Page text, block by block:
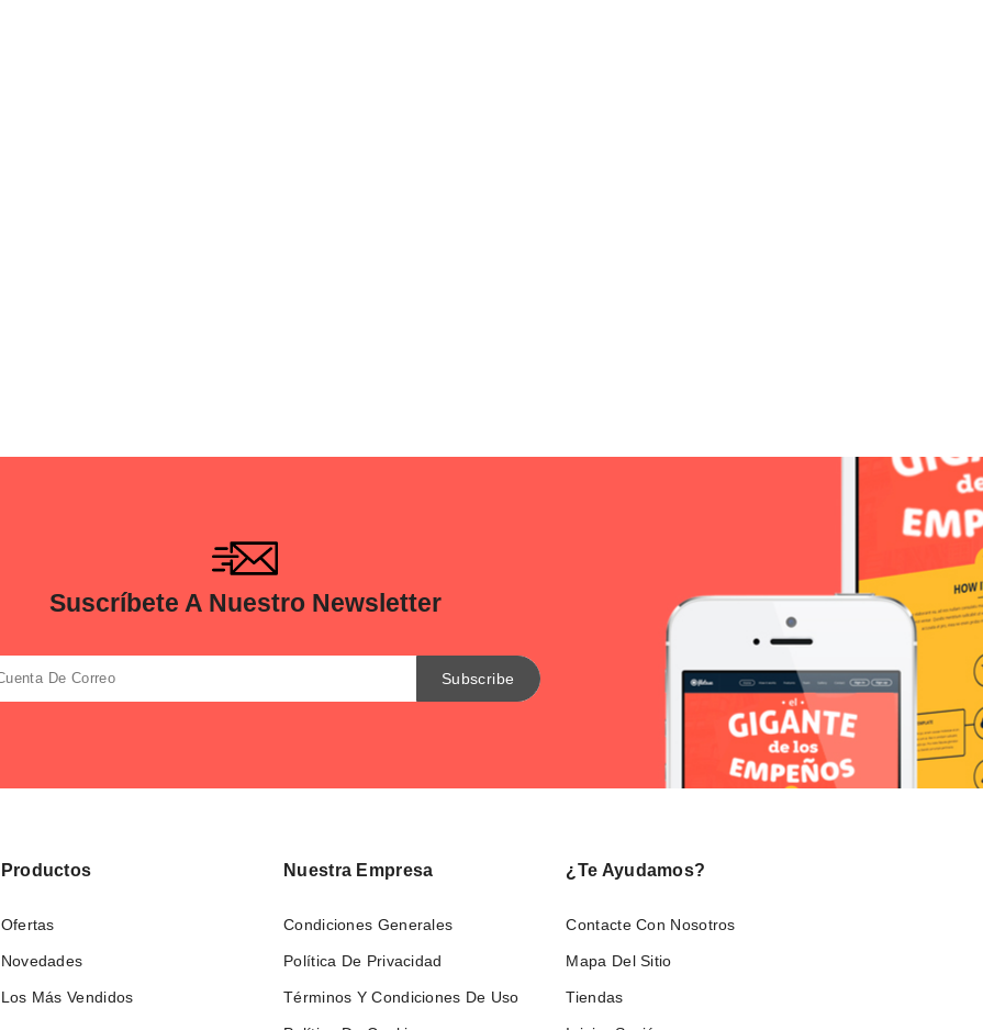
Suscríbete A Nuestro Newsletter
Productos
Ofertas
Novedades
Los Más Vendidos
Nuestra Empresa
Condiciones Generales
Política De Privacidad
Términos Y Condiciones De Uso
¿Te Ayudamos?
Contacte Con Nosotros
Mapa Del Sitio
Tiendas